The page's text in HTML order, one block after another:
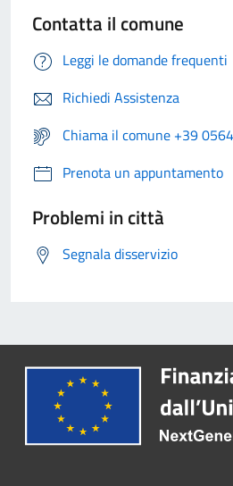
Contatta il comune
Leggi le domande frequenti
Richiedi Assistenza
Chiama il comune +39
Prenota un appuntamento
Problemi in città
Segnala disservizio